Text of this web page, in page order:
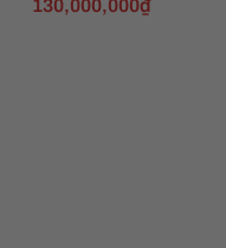
130,000,000₫